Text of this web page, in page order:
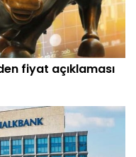
fiyat açıklaması